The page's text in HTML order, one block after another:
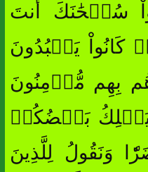
قَالُواْ سُبۡحَٰنَكَ أَنتَ
كَانُواْ يَعۡبُدُونَ
مُّؤۡمِنُونَ
يَمۡلِكُ بَعۡضُكُمۡ
وَنَقُولُ لِلَّذِينَ